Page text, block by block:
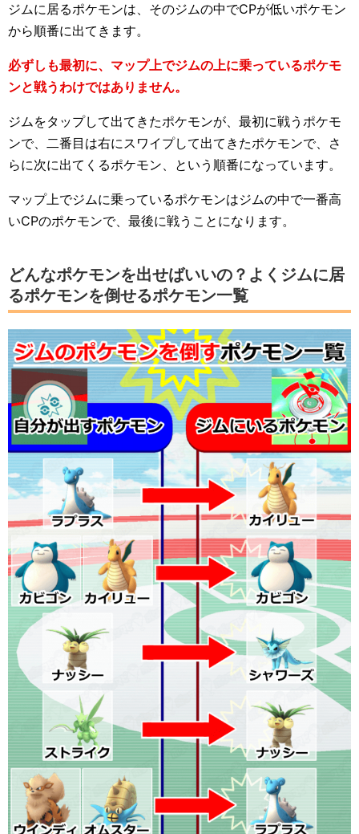
ジムに居るポケモンは、そのジムの中でCPが低いポケモン
から順番に出てきます。
必ずしも最初に、マップ上でジムの上に乗っているポケモ
ンと戦うわけではありません。
ジムをタップして出てきたポケモンが、最初に戦うポケモ
ンで、二番目は右にスワイプして出てきたポケモンで、さ
らに次に出てくるポケモン、という順番になっています。
マップ上でジムに乗っているポケモンはジムの中で一番高
いCPのポケモンで、最後に戦うことになります。
どんなポケモンを出せばいいの？よくジムに居
るポケモンを倒せるポケモン一覧